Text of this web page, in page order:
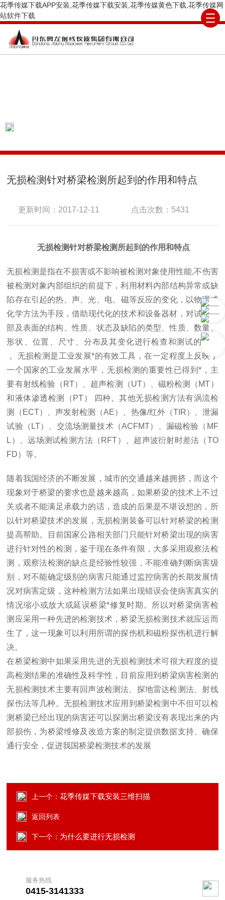
花季传媒下载APP安装,花季传媒下载安装,花季传媒黄色下载,花季传媒网
站软件下载
无损检测针对桥梁检测所起到的作用和特点
更新时间：2017-12-11 点击次数：5431
无损检测针对桥梁检测所起到的作用和特点
无损检测是指在不损害或不影响被检测对象使用性能,不伤害
被检测对象内部组织的前提下，利用材料内部结构异常或缺
陷存在引起的热、声、光、电、磁等反应的变化，以物理或
化学方法为手段，借助现代化的技术和设备器材，对试件内
部及表面的结构、性质、状态及缺陷的类型、性质、数量、
形状、位置、尺寸、分布及其变化进行检查和测试的方法
。无损检测是工业发展*的有效工具，在一定程度上反映了
一个国家的工业发展水平，无损检测的重要性已得到*，主
要有射线检验（RT）、超声检测（UT）、磁粉检测（MT）
和液体渗透检测（PT） 四种。其他无损检测方法有涡流检
测（ECT）、声发射检测（AE）、热像/红外（TIR）、泄漏
试验（LT）、交流场测量技术（ACFMT）、漏磁检验（MF
L）、远场测试检测方法（RFT）、超声波衍射时差法（TO
FD）等。
随着我国经济的不断发展，城市的交通越来越拥挤，而这个
现象对于桥梁的要求也是越来越高，如果桥梁的技术上不过
关或者不能满足承载力的话，造成的后果是不堪设想的，所
以针对桥梁技术的发展，无损检测装备可以针对桥梁的检测
提高帮助。目前国家公路相关部门只能针对桥梁出现的病害
进行针对性的检测，鉴于现在条件有限，大多采用观察法检
测，观察法检测的缺点是经验性较强，不能准确判断病害级
别，对不能确定级别的病害只能通过监控病害的长期发展情
况对病害定级，这种检测方法如果出现错误会使病害真实的
情况缩小或放大或延误桥梁*修复时期。所以对桥梁病害检
测应采用一种先进的检测技术，桥梁无损检测技术就应运而
生了，这一现象可以利用所谓的探伤机和磁粉探伤机进行解
决。
在桥梁检测中如果采用先进的无损检测技术可很大程度的提
高检测结果的准确性及科学性，目前应用到桥梁病害检测的
无损检测技术主要有回声波检测法、探地雷达检测法、射线
探伤法等几种。无损检测技术应用到桥梁检测中不但可以检
测桥梁已经出现的病害还可以探测出桥梁没有表现出来的内
部损伤，为桥梁维修及改造方案的制定提供数据支持、确保
通行安全，促进我国桥梁检测技术的发展
上一个：花季传媒下载安装三维扫描
返回列表
下一个： 为什么要进行无损检测
服务热线
0415-3141333